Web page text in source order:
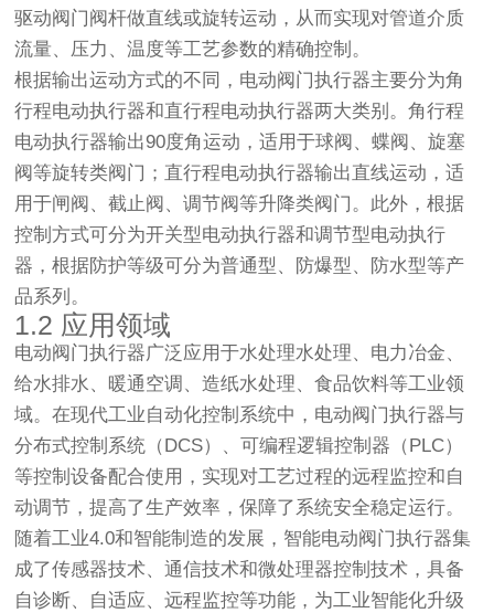
驱动阀门阀杆做直线或旋转运动，从而实现对管道介质
流量、压力、温度等工艺参数的精确控制。
根据输出运动方式的不同，电动阀门执行器主要分为角
行程电动执行器和直行程电动执行器两大类别。角行程
电动执行器输出90度角运动，适用于球阀、蝶阀、旋塞
阀等旋转类阀门；直行程电动执行器输出直线运动，适
用于闸阀、截止阀、调节阀等升降类阀门。此外，根据
控制方式可分为开关型电动执行器和调节型电动执行
器，根据防护等级可分为普通型、防爆型、防水型等产
品系列。
1.2 应用领域
电动阀门执行器广泛应用于水处理水处理、电力冶金、
给水排水、暖通空调、造纸水处理、食品饮料等工业领
域。在现代工业自动化控制系统中，电动阀门执行器与
分布式控制系统（DCS）、可编程逻辑控制器（PLC）
等控制设备配合使用，实现对工艺过程的远程监控和自
动调节，提高了生产效率，保障了系统安全稳定运行。
随着工业4.0和智能制造的发展，智能电动阀门执行器集
成了传感器技术、通信技术和微处理器控制技术，具备
自诊断、自适应、远程监控等功能，为工业智能化升级